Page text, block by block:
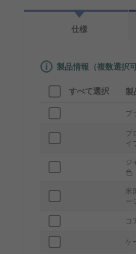
仕様
製品情報（複数選択
すべて選択 製
ブ
プ
イ
ジ
色
米
ー
コ
ケ